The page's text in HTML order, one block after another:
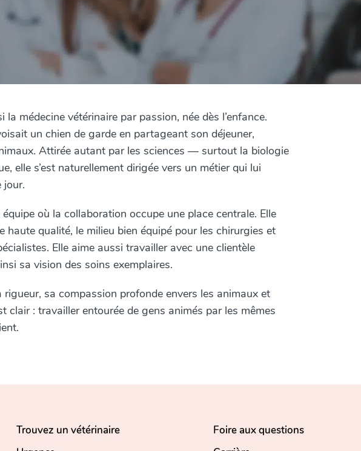
médecine vétérinaire par passion, née dès l’enfance.
un chien de garde en partageant son déjeuner,
Attirée autant par les sciences — surtout la biologie
elle s’est naturellement dirigée vers un métier qui lui
jour.
où la collaboration occupe une place centrale. Elle
haute qualité, le milieu bien équipé pour les chirurgies et
Elle aime aussi travailler avec une clientèle
sa vision des soins exemplaires.
sa compassion profonde envers les animaux et
clair : travailler entourée de gens animés par les mêmes
Trouvez un vétérinaire
Foire aux questions